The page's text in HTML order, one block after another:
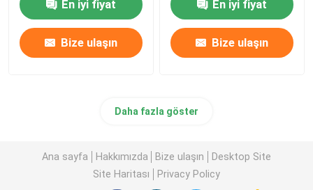
En iyi fiyat
Bize ulaşın
En iyi fiyat
Bize ulaşın
Daha fazla göster
Ana sayfa Hakkımızda Bize ulaşın
Desktop Site
Site Haritası
Privacy Policy